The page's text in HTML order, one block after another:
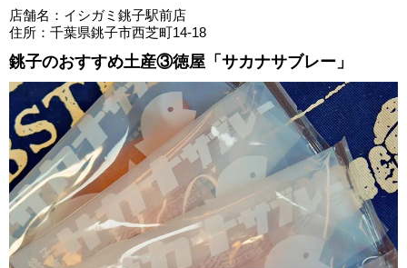
店舗名：イシガミ銚子駅前店
住所：千葉県銚子市西芝町14-18
銚子のおすすめ土産③徳屋「サカナサブレー」